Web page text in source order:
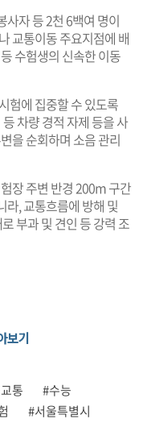
사자 등 2천 6백여 명이
교통이동 주요지점에 배
수험생의 신속한 이동
험에 집중할 수 있도록
차량 경적 자제 등을 사
을 순회하며 소음 관리
장 주변 반경 200m 구간
라, 교통흐름에 방해 및
부과 및 견인 등 강력 조
보기
통
#수능
#서울특별시